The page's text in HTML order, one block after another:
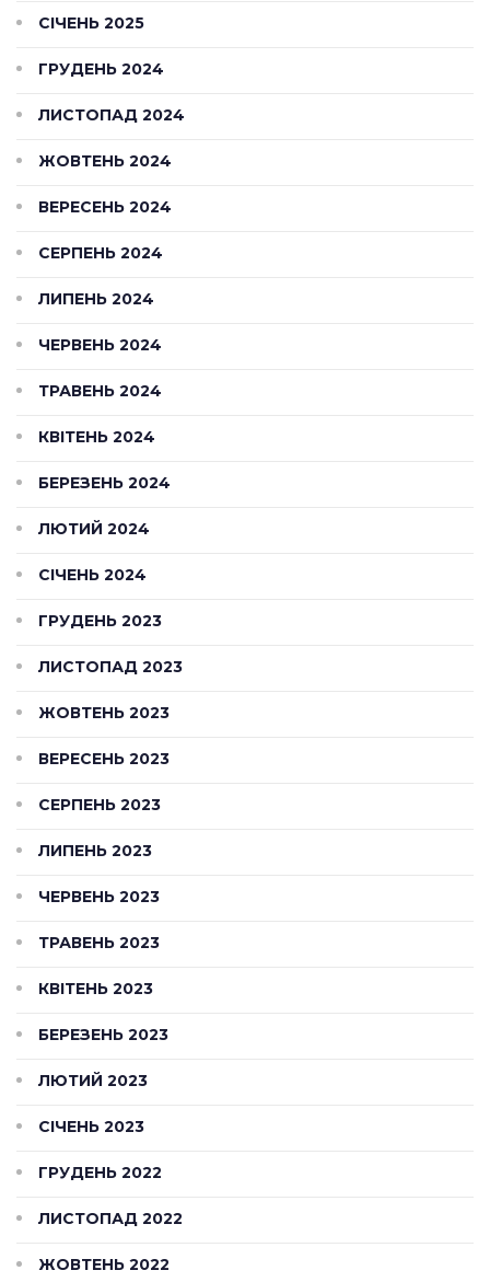
СІЧЕНЬ 2025
ГРУДЕНЬ 2024
ЛИСТОПАД 2024
ЖОВТЕНЬ 2024
ВЕРЕСЕНЬ 2024
СЕРПЕНЬ 2024
ЛИПЕНЬ 2024
ЧЕРВЕНЬ 2024
ТРАВЕНЬ 2024
КВІТЕНЬ 2024
БЕРЕЗЕНЬ 2024
ЛЮТИЙ 2024
СІЧЕНЬ 2024
ГРУДЕНЬ 2023
ЛИСТОПАД 2023
ЖОВТЕНЬ 2023
ВЕРЕСЕНЬ 2023
СЕРПЕНЬ 2023
ЛИПЕНЬ 2023
ЧЕРВЕНЬ 2023
ТРАВЕНЬ 2023
КВІТЕНЬ 2023
БЕРЕЗЕНЬ 2023
ЛЮТИЙ 2023
СІЧЕНЬ 2023
ГРУДЕНЬ 2022
ЛИСТОПАД 2022
ЖОВТЕНЬ 2022